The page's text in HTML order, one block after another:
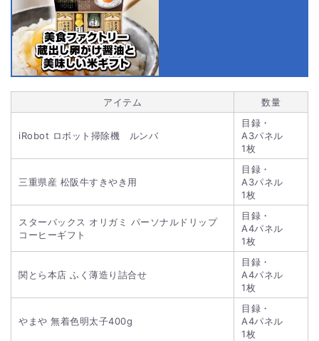
アイテム 数量
iRobot ロボット掃除機 ルンバ
目録・
A3パネル
1枚
三重県産 松阪牛すきやき用
目録・
A3パネル
1枚
スターバックス オリガミ パーソナルドリップ
コーヒーギフト
目録・
A4パネル
1枚
関とら本店 ふく薄造り詰合せ
目録・
A4パネル
1枚
やまや 無着色明太子400g
目録・
A4パネル
1枚